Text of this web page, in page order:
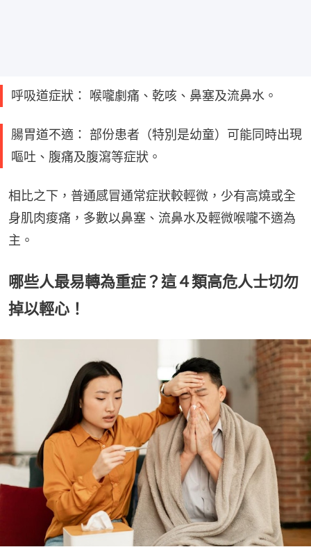
呼吸道症狀： 喉嚨劇痛、乾咳、鼻塞及流鼻水。
腸胃道不適： 部份患者（特別是幼童）可能同時出現
嘔吐、腹痛及腹瀉等症狀。
相比之下，普通感冒通常症狀較輕微，少有高燒或全
身肌肉痠痛，多數以鼻塞、流鼻水及輕微喉嚨不適為
主。
哪些人最易轉為重症？這４類高危人士切勿
掉以輕心！